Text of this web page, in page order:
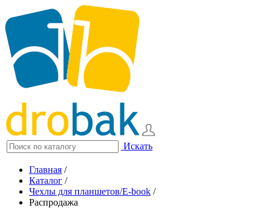
Искать
Главная /
Каталог /
Чехлы для планшетов/E-book /
Распродажа